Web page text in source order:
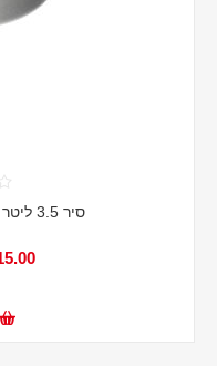
סיר 3.5 ליטר גבוה עם ציפוי טיטניום